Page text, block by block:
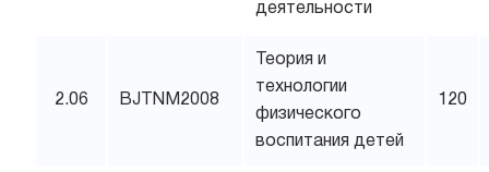
деятельности
2.06 BJTNM2008
Теория и
технологии
физического
воспитания детей
120